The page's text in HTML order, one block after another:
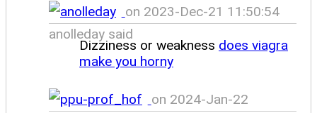
on 2023-Dec-21 11:50:54
anolleday said
Dizziness or weakness does viagra
make you horny
on 2024-Jan-22